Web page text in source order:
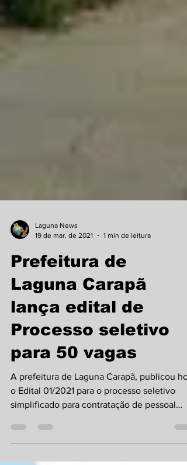
Laguna News
Prefeitura de
Laguna Carapã
lança edital de
Processo seletivo
para 50 vagas
A prefeitura de Laguna Carapã, publicou
o Edital 01/2021 para o processo seletivo
em...